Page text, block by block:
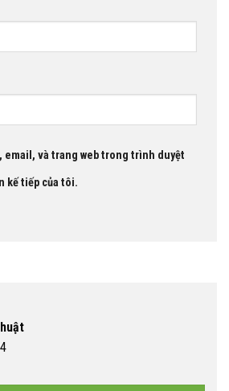
email, và trang web trong trình duyệt
kế tiếp của tôi.